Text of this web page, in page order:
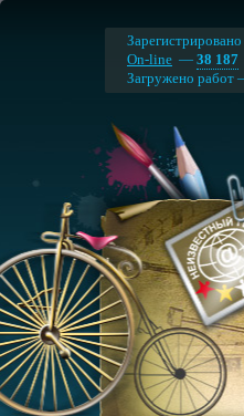
On-line — 38 187
Загружено работ